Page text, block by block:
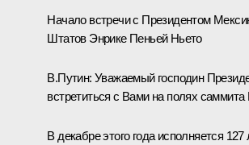
Начало встречи с Президентом
Штатов Энрике Пеньей Ньето
В.Путин: Уважаемый господин
встретиться с Вами на полях саммита
В декабре этого года исполняется